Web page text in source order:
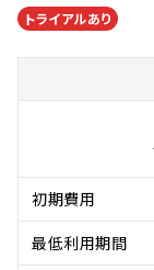
トライアルあり
初期費用
最低利用期間